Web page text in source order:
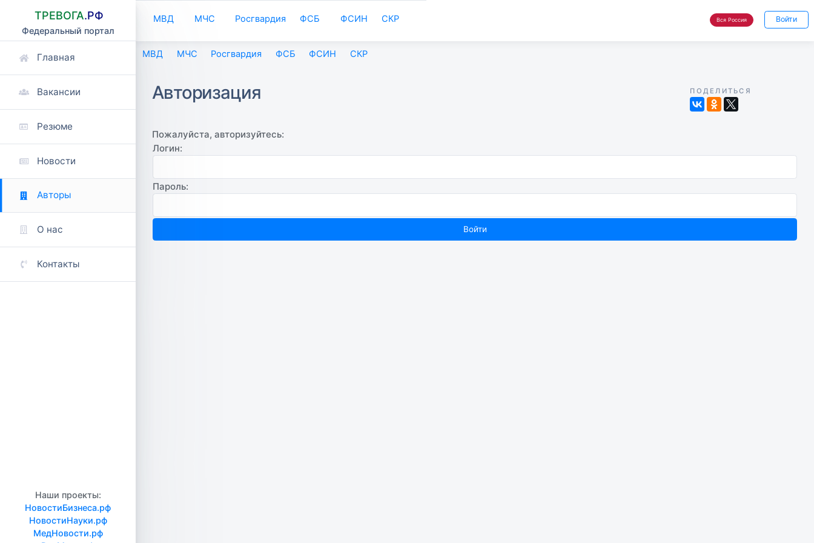
ТРЕВОГА.РФ
Федеральный портал
Главная
Вакансии
Резюме
Новости
Авторы
О нас
Контакты
Наши проекты:
НовостиБизнеса.рф
НовостиНауки.рф
МедНовости.рф
МВД МЧС Росгвардия ФСБ ФСИН СКР Вся Россия Войти
МВД МЧС Росгвардия ФСБ ФСИН СКР
Авторизация ПОДЕЛИТЬСЯ
Пожалуйста, авторизуйтесь:
Логин:
Пароль: